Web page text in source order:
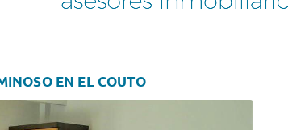
EN EL COUTO